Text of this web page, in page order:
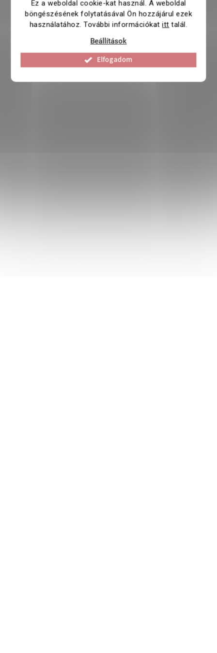
Ez a weboldal cookie-kat használ. A weboldal
böngészésének folytatásával Ön hozzájárul ezek
használatához. További információkatitt talál.
Beállítások
Elfogadom